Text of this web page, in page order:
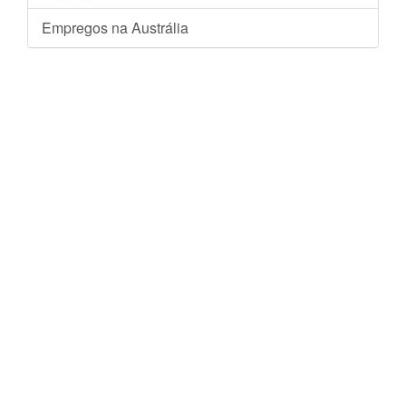
Empregos na Austrália